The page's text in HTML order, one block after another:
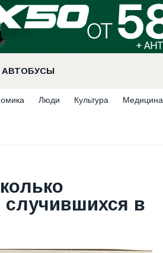
АВТОБУСЫ
Люди Культура Медицина
в